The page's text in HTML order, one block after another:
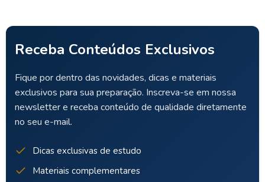
Receba Conteúdos Exclusivos
Fique por dentro das novidades, dicas e materiais
exclusivos para sua preparação. Inscreva-se em nossa
newsletter e receba conteúdo de qualidade diretamente
no seu e-mail.
Dicas exclusivas de estudo
Materiais complementares